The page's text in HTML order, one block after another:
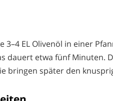
EL Olivenöl in einer
dauert etwa fünf Minuten.
bringen später den